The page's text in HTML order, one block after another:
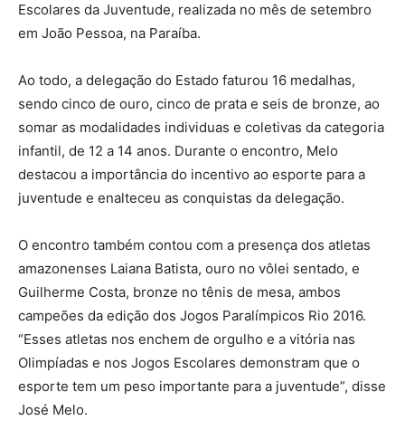
Escolares da Juventude, realizada no mês de setembro
em João Pessoa, na Paraíba.
Ao todo, a delegação do Estado faturou 16 medalhas,
sendo cinco de ouro, cinco de prata e seis de bronze, ao
somar as modalidades individuas e coletivas da categoria
infantil, de 12 a 14 anos. Durante o encontro, Melo
destacou a importância do incentivo ao esporte para a
juventude e enalteceu as conquistas da delegação.
O encontro também contou com a presença dos atletas
amazonenses Laiana Batista, ouro no vôlei sentado, e
Guilherme Costa, bronze no tênis de mesa, ambos
campeões da edição dos Jogos Paralímpicos Rio 2016.
“Esses atletas nos enchem de orgulho e a vitória nas
Olimpíadas e nos Jogos Escolares demonstram que o
esporte tem um peso importante para a juventude”, disse
José Melo.